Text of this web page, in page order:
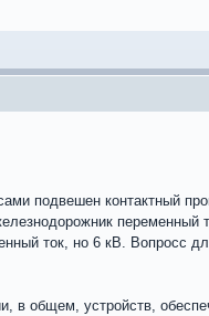
подвешен контактный
ток, но 6 кВ. Вопросс
в общем, устройств,